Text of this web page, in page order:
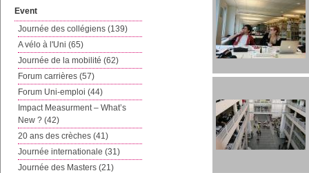
Event
Journée des collégiens (139)
A vélo à l'Uni (65)
Journée de la mobilité (62)
Forum carrières (57)
Forum Uni-emploi (44)
Impact Measurment – What’s
New ? (42)
20 ans des crèches (41)
Journée internationale (31)
Journée des Masters (21)